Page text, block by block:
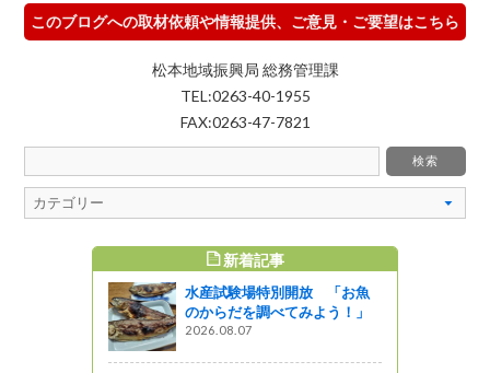
このブログへの取材依頼や情報提供、ご意見・ご要望はこちら
松本地域振興局 総務管理課
TEL:0263-40-1955
FAX:0263-47-7821
新着記事
水産試験場特別開放 「お魚
のからだを調べてみよう！」
2026.08.07